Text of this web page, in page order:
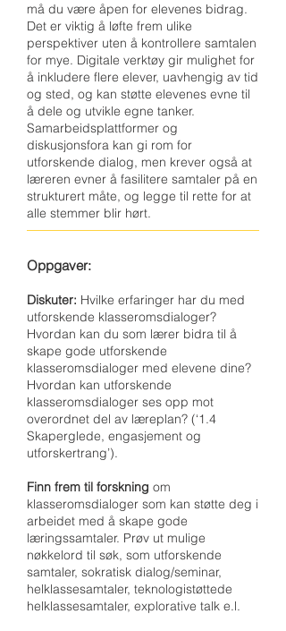
må du være åpen for elevenes bidrag.
Det er viktig å løfte frem ulike
perspektiver uten å kontrollere samtalen
for mye. Digitale verktøy gir mulighet for
å inkludere flere elever, uavhengig av tid
og sted, og kan støtte elevenes evne til
å dele og utvikle egne tanker.
Samarbeidsplattformer og
diskusjonsfora kan gi rom for
utforskende dialog, men krever også at
læreren evner å fasilitere samtaler på en
strukturert måte, og legge til rette for at
alle stemmer blir hørt.
Oppgaver:
Diskuter: Hvilke erfaringer har du med
utforskende klasseromsdialoger?
Hvordan kan du som lærer bidra til å
skape gode utforskende
klasseromsdialoger med elevene dine?
Hvordan kan utforskende
klasseromsdialoger ses opp mot
overordnet del av læreplan? (‘1.4
Skaperglede, engasjement og
utforskertrang’).
Finn frem til forskning om
klasseromsdialoger som kan støtte deg i
arbeidet med å skape gode
læringssamtaler. Prøv ut mulige
nøkkelord til søk, som utforskende
samtaler, sokratisk dialog/seminar,
helklassesamtaler, teknologistøttede
helklassesamtaler, explorative talk e.l.